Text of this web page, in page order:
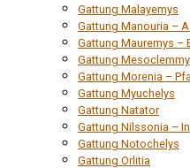
Gattung Malayemys
Gattung Manouria –
Gattung Mauremys –
Gattung
Gattung Morenia –
Gattung Myuchelys
Gattung Natator
Gattung Nilssonia –
Gattung Notochelys
Gattung Orlitia